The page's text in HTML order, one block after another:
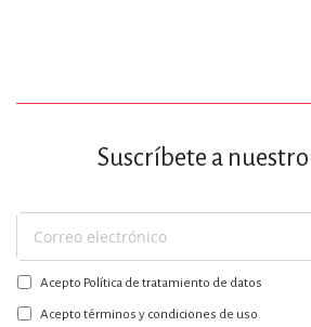
Suscríbete a
Suscríbase
a
nuestro
boletín:
Acepto Política de tratamiento de datos
Acepto términos y condiciones de uso